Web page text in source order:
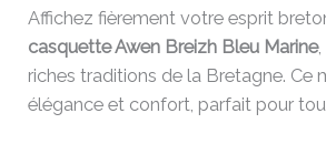
Affichez fièrement votre esprit
casquette Awen Breizh Bleu Marine
riches traditions de la Bretagne. Ce
élégance et confort, parfait pour